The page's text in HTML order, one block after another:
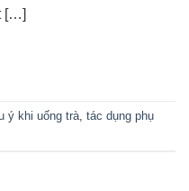
[…]
ý khi uống trà, tác dụng phụ